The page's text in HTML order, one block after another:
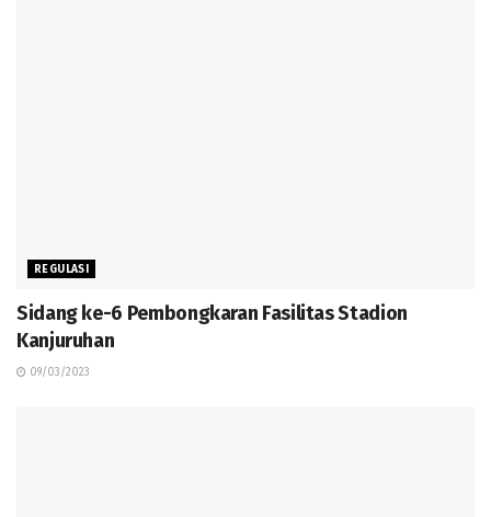
REGULASI
Sidang ke-6 Pembongkaran Fasilitas Stadion
Kanjuruhan
09/03/2023